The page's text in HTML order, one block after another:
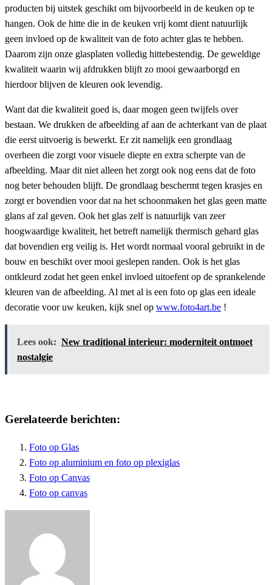
producten bij uitstek geschikt om bijvoorbeeld in de keuken op te
hangen. Ook de hitte die in de keuken vrij komt dient natuurlijk
geen invloed op de kwaliteit van de foto achter glas te hebben.
Daarom zijn onze glasplaten volledig hittebestendig. De geweldige
kwaliteit waarin wij afdrukken blijft zo mooi gewaarborgd en
hierdoor blijven de kleuren ook levendig.
Want dat die kwaliteit goed is, daar mogen geen twijfels over
bestaan. We drukken de afbeelding af aan de achterkant van de plaat
die eerst uitvoerig is bewerkt. Er zit namelijk een grondlaag
overheen die zorgt voor visuele diepte en extra scherpte van de
afbeelding. Maar dit niet alleen het zorgt ook nog eens dat de foto
nog beter behouden blijft. De grondlaag beschermt tegen krasjes en
zorgt er bovendien voor dat na het schoonmaken het glas geen matte
glans af zal geven. Ook het glas zelf is natuurlijk van zeer
hoogwaardige kwaliteit, het betreft namelijk thermisch gehard glas
dat bovendien erg veilig is. Het wordt normaal vooral gebruikt in de
bouw en beschikt over mooi geslepen randen. Ook is het glas
ontkleurd zodat het geen enkel invloed uitoefent op de sprankelende
kleuren van de afbeelding. Al met al is een foto op glas een ideale
decoratie voor uw keuken, kijk snel op www.foto4art.be !
Lees ook: New traditional interieur: moderniteit ontmoet
nostalgie
Gerelateerde berichten:
Foto op Glas
Foto op aluminium en foto op plexiglas
Foto op Canvas
Foto op canvas